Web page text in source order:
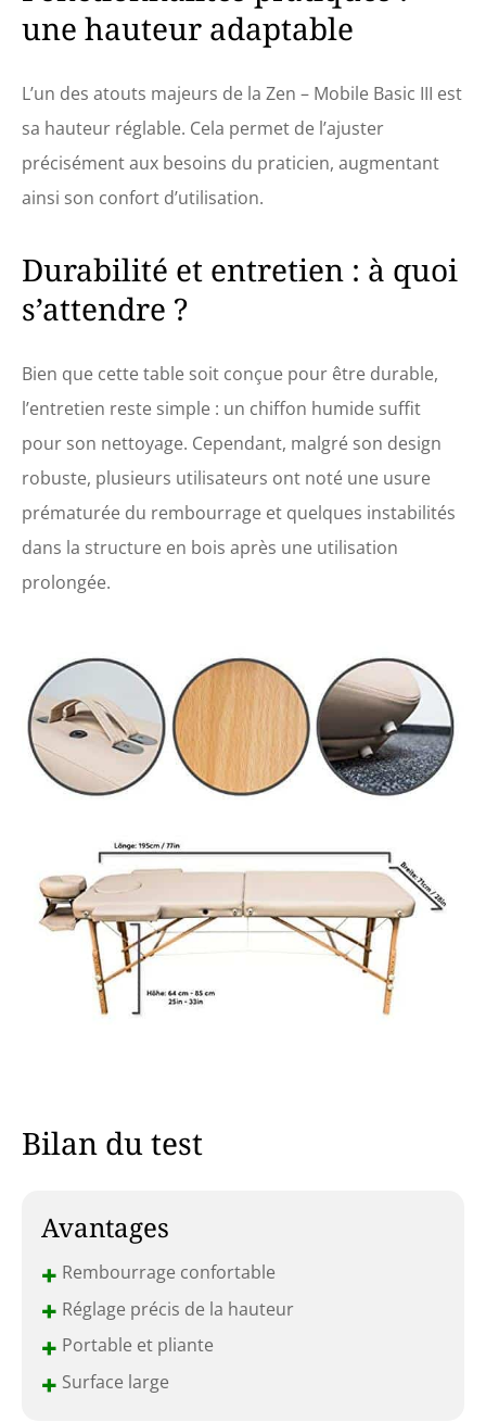
réglables ainsi que
d'une têtière flexible
OPTIMAL : Notre table
d'un rembourrage en
mousse à cellules
fines de haute
qualité, recouvert
confort de couchage
une hauteur adaptable
L’un des atouts majeurs de la Zen – Mobile Basic III est
sa hauteur réglable. Cela permet de l’ajuster
précisément aux besoins du praticien, augmentant
ainsi son confort d’utilisation.
Durabilité et entretien : à quoi
s’attendre ?
Bien que cette table soit conçue pour être durable,
l’entretien reste simple : un chiffon humide suffit
pour son nettoyage. Cependant, malgré son design
robuste, plusieurs utilisateurs ont noté une usure
prématurée du rembourrage et quelques instabilités
dans la structure en bois après une utilisation
prolongée.
Bilan du test
Avantages
+ Rembourrage confortable
+ Réglage précis de la hauteur
+ Portable et pliante
+ Surface large